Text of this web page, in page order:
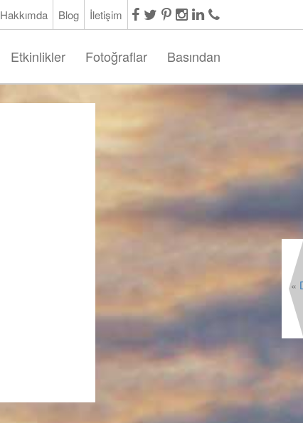
Hakkımda Blog İletişim
Etkinlikler Fotoğraflar Basından
«